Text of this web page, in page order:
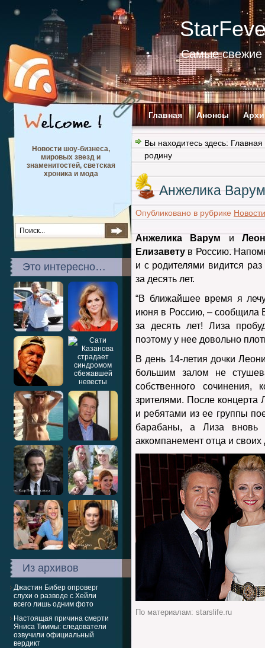
Самые свежие
Главная Анонсы
Новости шоу-бизнеса,
мировых звезд и
знаменитостей, светская
хроника и мода
Это интересно…
Из архивов
Джастин Бибер опроверг
слухи о разводе с Хейли
всего лишь одним фото
Настоящая причина смерти
Яниса Тиммы: следователи
озвучили официальный
вердикт
Вы находитесь здесь: Главная
родину
Анжелика Варум
Опубликовано в рубрике Новости
Анжелика Варум и
Елизаветув Россию.
и с родителями видится
за десять лет.
“В ближайшее время я
июня в Россию, – сообщила
за десять лет! Лиза
поэтому у нее довольно
В день 14-летия дочки
большим залом не
собственного
зрителями. После
и ребятами из ее группы
барабаны, а Лиза вновь
аккомпанемент отца и своих
По материалам: starslife.ru